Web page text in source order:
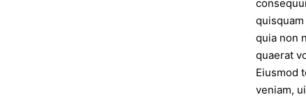
quia non
quaerat
Eiusmod
veniam,